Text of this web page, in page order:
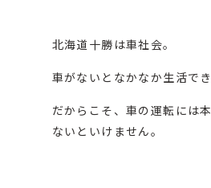
北海道十勝は車社会。
車がないとなかなか生活でき
だからこそ、車の運転には
ないといけません。